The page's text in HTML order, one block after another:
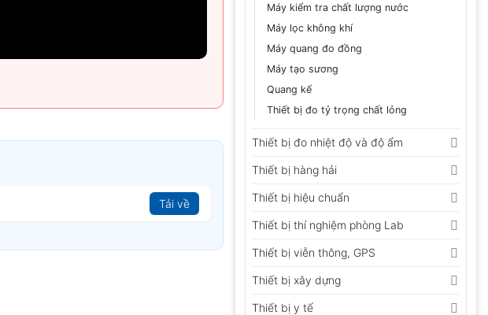
Máy kiểm tra chất lượng nước
Máy lọc không khí
Máy quang đo đồng
Máy tạo sương
Quang kế
Thiết bị đo tỷ trọng chất lỏng
Thiết bị đo nhiệt độ và độ ẩm
Thiết bị hàng hải
Thiết bị hiệu chuẩn
Thiết bị thí nghiệm phòng Lab
Thiết bị viễn thông, GPS
Thiết bị xây dựng
Thiết bị y tế
Tải về